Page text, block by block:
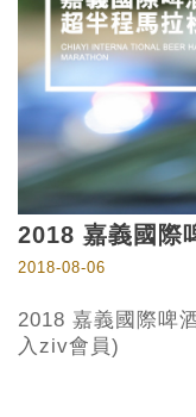
2018 嘉義國際
2018-08-06
2018 嘉義國際啤
入ziv會員)